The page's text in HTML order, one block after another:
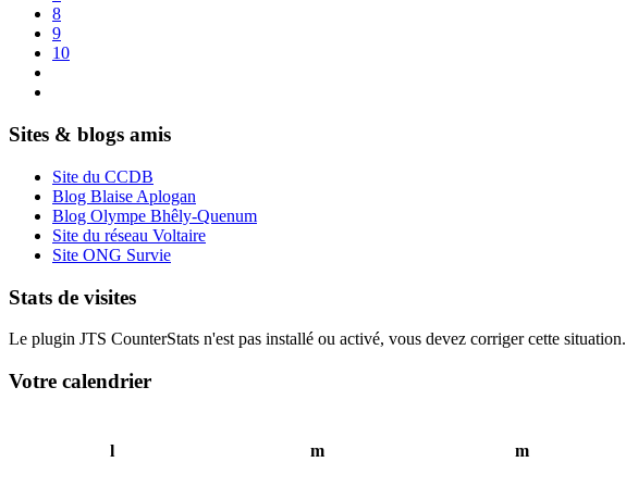
8
9
10
Sites & blogs amis
Site du CCDB
Blog Blaise Aplogan
Blog Olympe Bhêly-Quenum
Site du réseau Voltaire
Site ONG Survie
Stats de visites
Le plugin JTS CounterStats n'est pas installé ou activé, vous devez corriger cette situation.
Votre calendrier
l
m m